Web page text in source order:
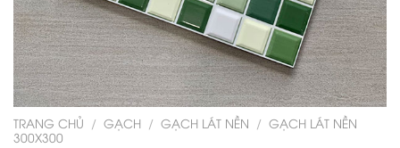
TRANG CHỦ / GẠCH / GẠCH LÁT NỀN / GẠCH LÁT NỀN
300X300